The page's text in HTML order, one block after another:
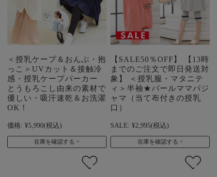
＜授乳ケープ＆おんぶ・抱
っこ＞UVカット＆接触冷
感・授乳ケープパーカー
とうもろこし由来の素材で
優しい・吸汗速乾＆お洗濯
OK！
価格: ¥5,990(税込)
在庫を確認する
【SALE50％OFF】 【13時
までのご注文で即日発送対
象】 ＜授乳服・マタニテ
ィ＞半袖★パールママパジ
ャマ（当て布付きの授乳
口）
SALE: ¥2,995(税込)
在庫を確認する